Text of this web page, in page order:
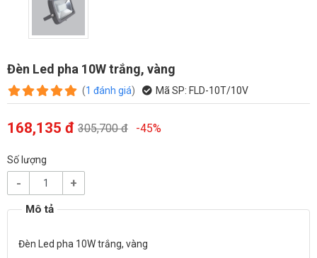
Đèn Led pha 10W trắng, vàng
(1 đánh giá) Mã SP: FLD-10T/10V
168,135 đ 305,700 đ -45%
Số lượng
- +